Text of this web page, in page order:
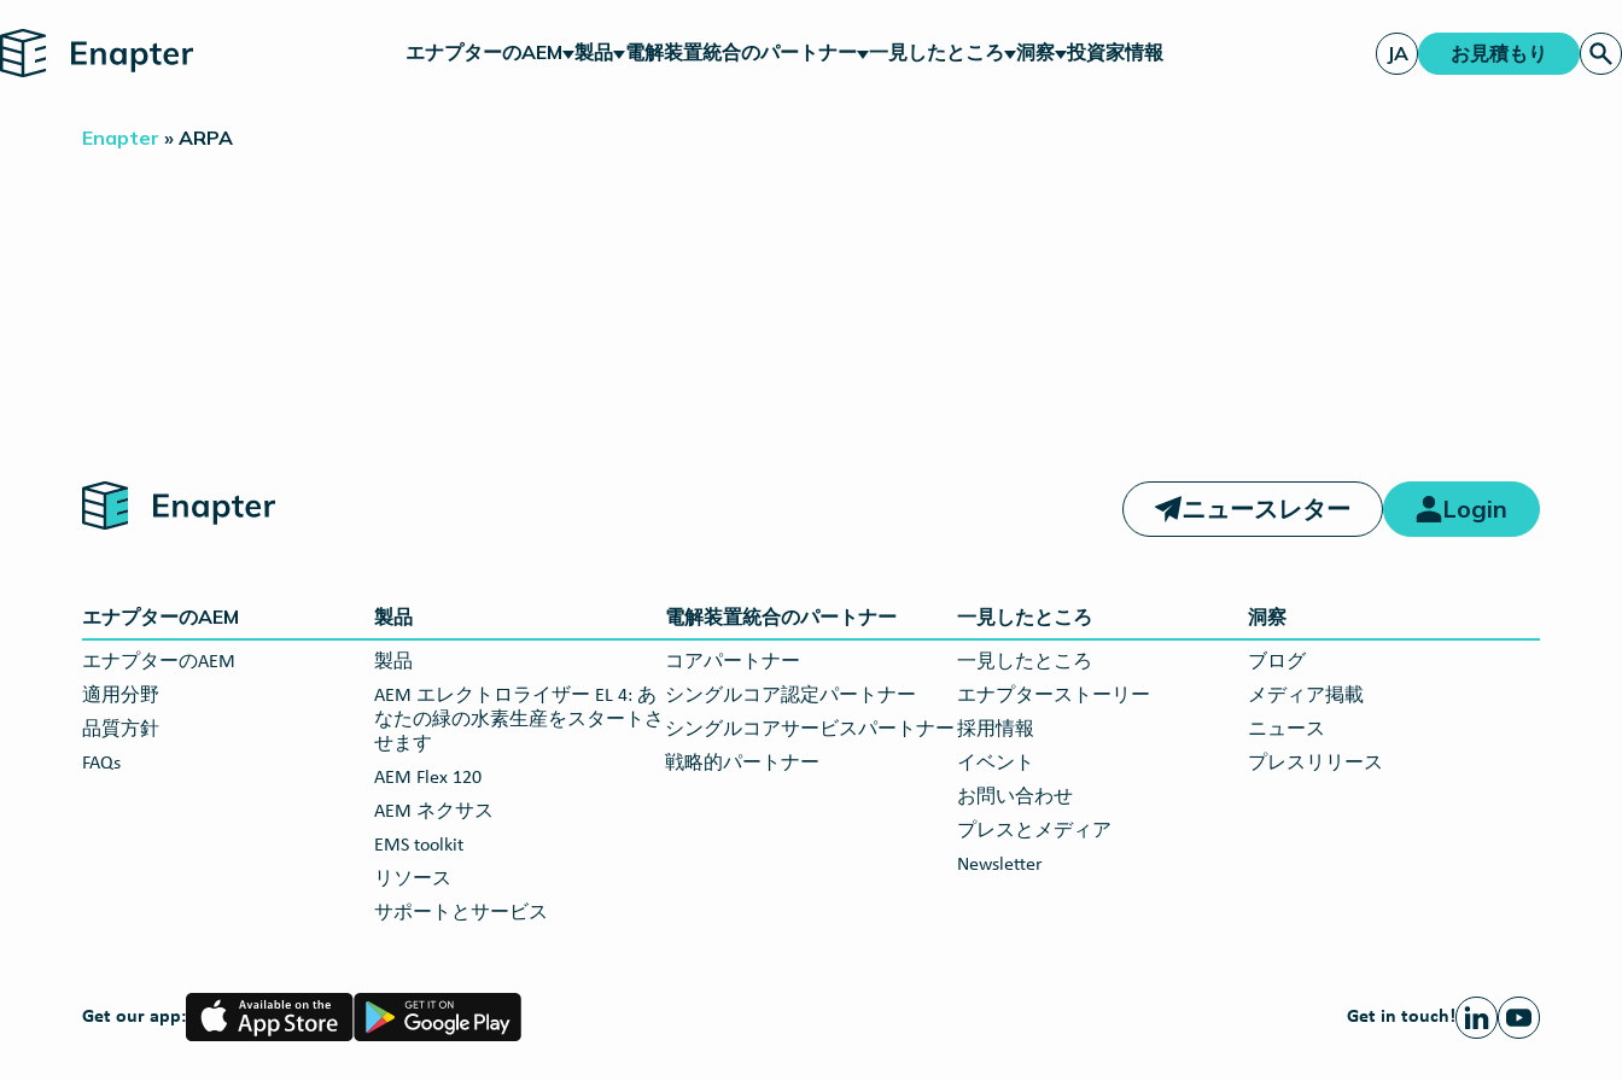
Home エナプターのAEM 製品 電解装置統合のパートナー 一見したところ 洞察 投資家情報 JA お見積もり
Enapter » ARPA
Home
ニュースレター Login
エナプターのAEM
エナプターのAEM
適用分野
品質方針
FAQs
製品
製品
AEM エレクトロライザー EL 4: あ
なたの緑の水素生産をスタートさ
せます
AEM Flex 120
AEM ネクサス
EMS toolkit
リソース
サポートとサービス
電解装置統合のパートナー
コアパートナー
シングルコア認定パートナー
シングルコアサービスパートナー
戦略的パートナー
一見したところ
一見したところ
エナプターストーリー
採用情報
イベント
お問い合わせ
プレスとメディア
Newsletter
洞察
ブログ
メディア掲載
ニュース
プレスリリース
Get our app:
App
Store
Google
Play
Get in touch!